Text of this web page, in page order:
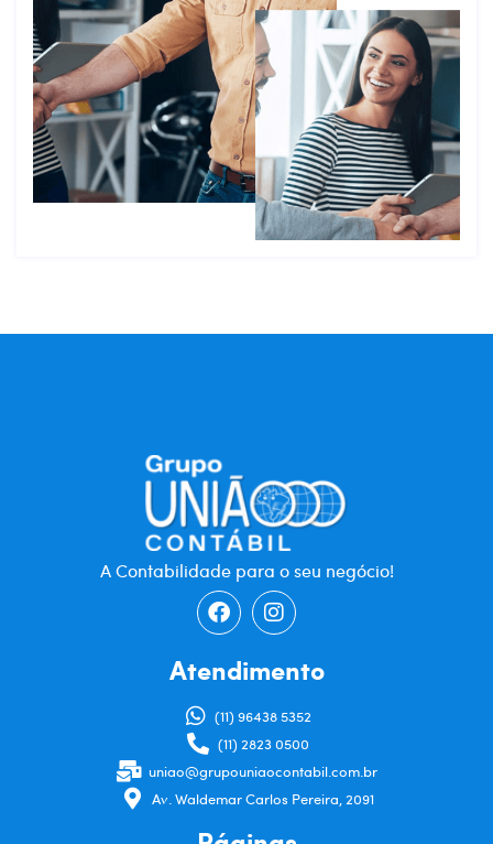
A Contabilidade para o seu negócio!
Atendimento
(11) 96438 5352
(11) 2823 0500
uniao@grupouniaocontabil.com.br
Av. Waldemar Carlos Pereira, 2091